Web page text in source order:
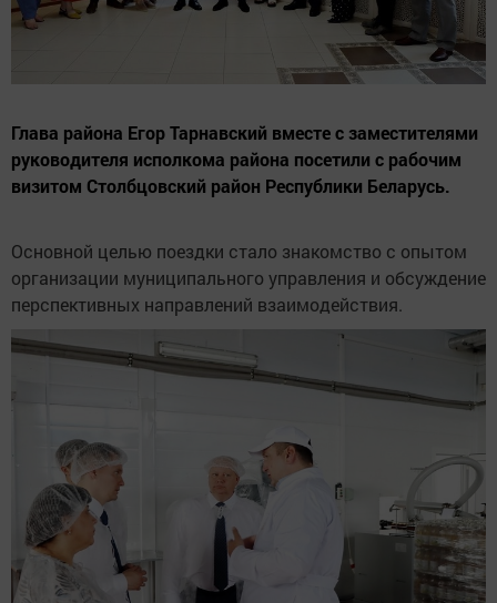
Глава района Егор Тарнавский вместе с заместителями
руководителя исполкома района посетили с рабочим
визитом Столбцовский район Республики Беларусь.
Основной целью поездки стало знакомство с опытом
организации муниципального управления и обсуждение
перспективных направлений взаимодействия.